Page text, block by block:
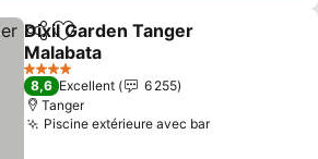
PartagerAjouter à mes favoris
Dixil Garden Tanger
Malabata
4 Étoiles
8,6 Excellent
6 255
Tanger
Piscine extérieure avec bar